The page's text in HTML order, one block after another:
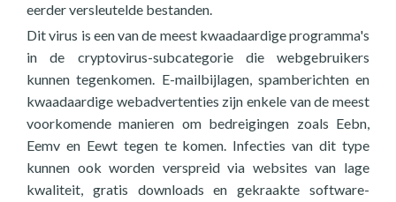
eerder versleutelde bestanden.
Dit virus is een van de meest kwaadaardige programma's
in de cryptovirus-subcategorie die webgebruikers
kunnen tegenkomen. E-mailbijlagen, spamberichten en
kwaadaardige webadvertenties zijn enkele van de meest
voorkomende manieren om bedreigingen zoals Eebn,
Eemv en Eewt tegen te komen. Infecties van dit type
kunnen ook worden verspreid via websites van lage
kwaliteit, gratis downloads en gekraakte software-